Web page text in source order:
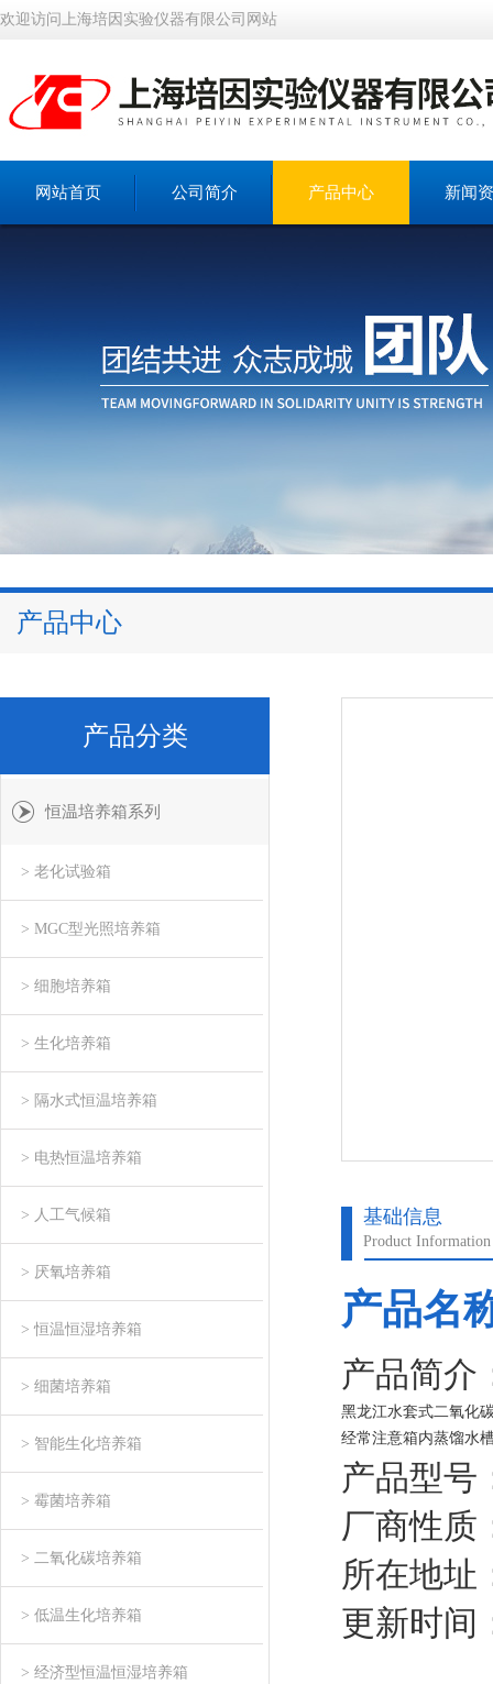
欢迎访问上海培因实验仪器有限公司网站
网站首页 公司简介 产品中心 新闻
产品中心
基础信息
Product Information
产品名
产品简介
黑龙江水套式二氧化
经常注意箱内蒸馏水
液蒸发；注意等高压
产品型号
厂商性质
所在地址
更新时间
产品分类
恒温培养箱系列
> 老化试验箱
> MGC型光照培养箱
> 细胞培养箱
> 生化培养箱
> 隔水式恒温培养箱
> 电热恒温培养箱
> 人工气候箱
> 厌氧培养箱
> 恒温恒湿培养箱
> 细菌培养箱
> 智能生化培养箱
> 霉菌培养箱
> 二氧化碳培养箱
> 低温生化培养箱
> 经济型恒温恒湿培养箱